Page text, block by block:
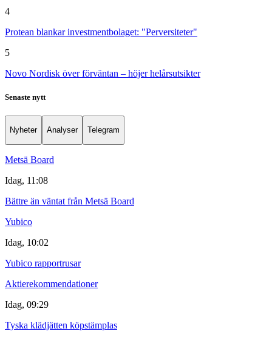
4
Protean blankar investmentbolaget: "Perversiteter"
5
Novo Nordisk över förväntan – höjer helårsutsikter
Senaste nytt
Nyheter Analyser Telegram
Metsä Board
Idag, 11:08
Bättre än väntat från Metsä Board
Yubico
Idag, 10:02
Yubico rapportrusar
Aktierekommendationer
Idag, 09:29
Tyska klädjätten köpstämplas